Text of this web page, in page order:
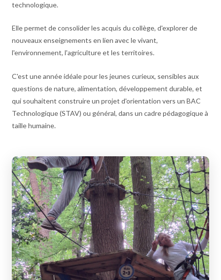
technologique.
Elle permet de consolider les acquis du collège, d'explorer de
nouveaux enseignements en lien avec le vivant,
l'environnement, l'agriculture et les territoires.
C'est une année idéale pour les jeunes curieux, sensibles aux
questions de nature, alimentation, développement durable, et
qui souhaitent construire un projet d'orientation vers un BAC
Technologique (STAV) ou général, dans un cadre pédagogique à
taille humaine.